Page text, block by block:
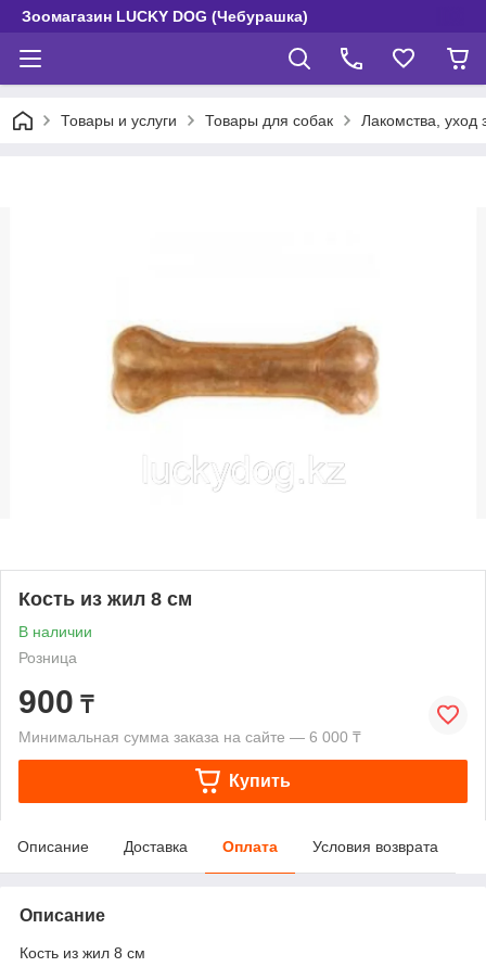
Зоомагазин LUCKY DOG (Чебурашка)
Товары и услуги Товары для собак Лакомства, уход
Кость из жил 8 см
В наличии
Розница
900 ₸
Минимальная сумма заказа на сайте — 6 000 ₸
Купить
Описание Доставка Оплата Условия возврата
Описание
Кость из жил 8 см